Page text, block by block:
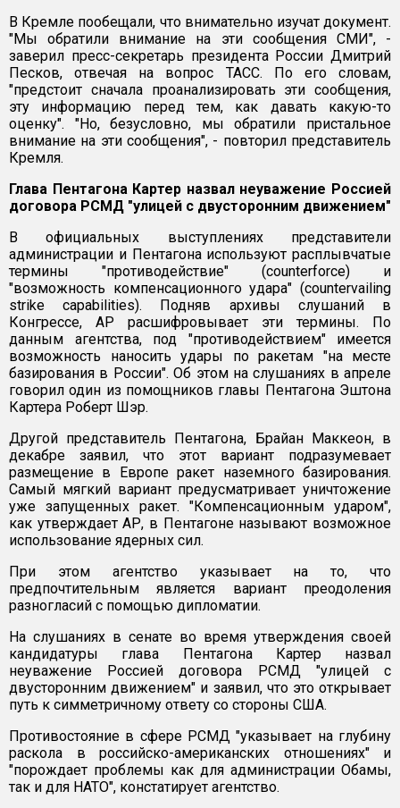
В Кремле пообещали, что внимательно изучат документ.
"Мы обратили внимание на эти сообщения СМИ", -
заверил пресс-секретарь президента России Дмитрий
Песков, отвечая на вопрос ТАСС. По его словам,
"предстоит сначала проанализировать эти сообщения,
эту информацию перед тем, как давать какую-то
оценку". "Но, безусловно, мы обратили пристальное
внимание на эти сообщения", - повторил представитель
Кремля.
Глава Пентагона Картер назвал неуважение Россией
договора РСМД "улицей с двусторонним движением"
В официальных выступлениях представители
администрации и Пентагона используют расплывчатые
термины "противодействие" (counterforce) и
"возможность компенсационного удара" (countervailing
strike capabilities). Подняв архивы слушаний в
Конгрессе, АР расшифровывает эти термины. По
данным агентства, под "противодействием" имеется
возможность наносить удары по ракетам "на месте
базирования в России". Об этом на слушаниях в апреле
говорил один из помощников главы Пентагона Эштона
Картера Роберт Шэр.
Другой представитель Пентагона, Брайан Маккеон, в
декабре заявил, что этот вариант подразумевает
размещение в Европе ракет наземного базирования.
Самый мягкий вариант предусматривает уничтожение
уже запущенных ракет. "Компенсационным ударом",
как утверждает АР, в Пентагоне называют возможное
использование ядерных сил.
При этом агентство указывает на то, что
предпочтительным является вариант преодоления
разногласий с помощью дипломатии.
На слушаниях в сенате во время утверждения своей
кандидатуры глава Пентагона Картер назвал
неуважение Россией договора РСМД "улицей с
двусторонним движением" и заявил, что это открывает
путь к симметричному ответу со стороны США.
Противостояние в сфере РСМД "указывает на глубину
раскола в российско-американских отношениях" и
"порождает проблемы как для администрации Обамы,
так и для НАТО", констатирует агентство.